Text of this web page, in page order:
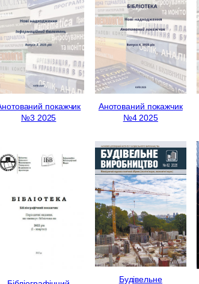
покажчик
№3 2025
Анотований покажчик
№4 2025
Будівельне